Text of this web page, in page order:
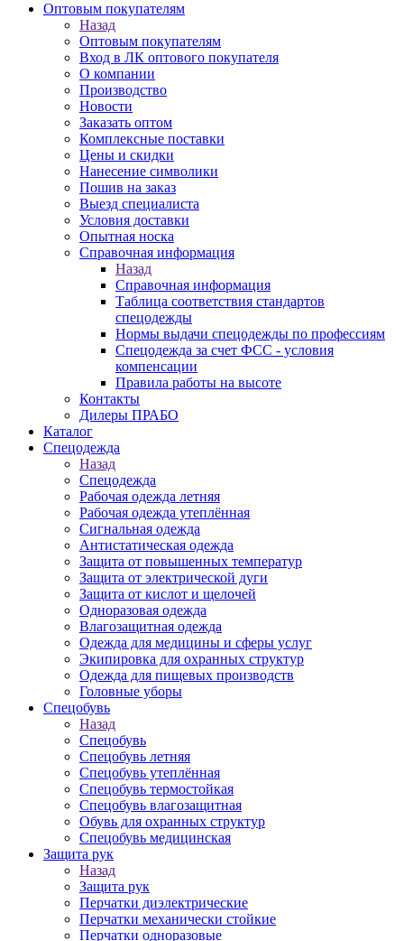
Оптовым покупателям
Назад
Оптовым покупателям
Вход в ЛК оптового покупателя
О компании
Производство
Новости
Заказать оптом
Комплексные поставки
Цены и скидки
Нанесение символики
Пошив на заказ
Выезд специалиста
Условия доставки
Опытная носка
Справочная информация
Назад
Справочная информация
Таблица соответствия стандартов
спецодежды
Нормы выдачи спецодежды по профессиям
Спецодежда за счет ФСС - условия
компенсации
Правила работы на высоте
Контакты
Дилеры ПРАБО
Каталог
Спецодежда
Назад
Спецодежда
Рабочая одежда летняя
Рабочая одежда утеплённая
Сигнальная одежда
Антистатическая одежда
Защита от повышенных температур
Защита от электрической дуги
Защита от кислот и щелочей
Одноразовая одежда
Влагозащитная одежда
Одежда для медицины и сферы услуг
Экипировка для охранных структур
Одежда для пищевых производств
Головные уборы
Спецобувь
Назад
Спецобувь
Спецобувь летняя
Спецобувь утеплённая
Спецобувь термостойкая
Спецобувь влагозащитная
Обувь для охранных структур
Спецобувь медицинская
Защита рук
Назад
Защита рук
Перчатки диэлектрические
Перчатки механически стойкие
Перчатки одноразовые